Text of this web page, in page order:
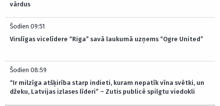
vārdus
Šodien 09:51
Virslīgas vicelīdere “Riga” savā laukumā uzņems “Ogre United”
Šodien 08:59
“Ir milzīga atšķirība starp indieti, kuram nepatīk vīna svētki, un
džeku, Latvijas izlases līderi” – Zutis publicē spilgtu viedokli